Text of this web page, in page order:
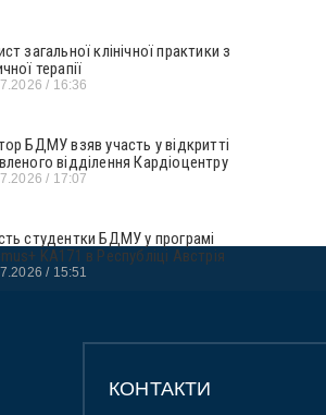
загальної клінічної практики з
терапії
16:36
БДМУ взяв участь у відкритті
відділення Кардіоцентру
17:07
студентки БДМУ у програмі
KA171 в Республіці Австрія
15:51
КОНТАКТИ